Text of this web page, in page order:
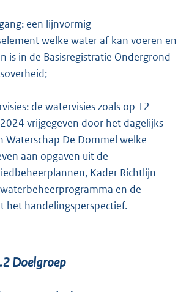
een lijnvormig
welke water af kan voeren en
is in de Basisregistratie Ondergrond
de watervisies zoals op 12
vrijgegeven door het dagelijks
Waterschap De Dommel welke
aan opgaven uit de
Kader Richtlijn
en de
het handelingsperspectief.
Doelgroep